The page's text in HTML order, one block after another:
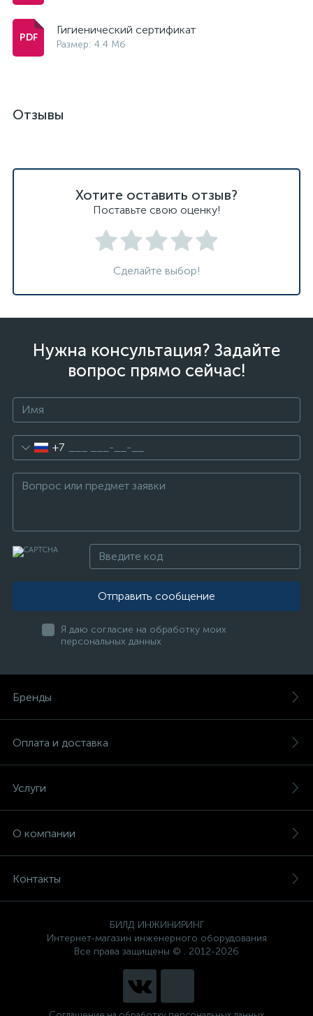
Гигиенический сертификат
Размер: 4.4 Мб
Отзывы
Хотите оставить отзыв?
Поставьте свою оценку!
Сделайте выбор!
Нужна консультация? Задайте
вопрос прямо сейчас!
+7
Отправить сообщение
Я даю согласие на обработку моих
персональных данных
Бренды
Оплата и доставка
Услуги
О компании
Контакты
БИЛД ИНЖИНИРИНГ
Интернет-магазин инженерного оборудования
Все права защищены © . 2012-2026